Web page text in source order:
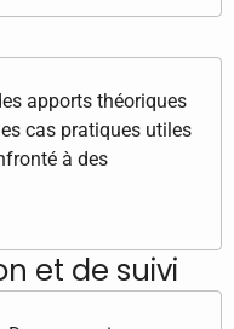
apports théoriques
cas pratiques utiles
à des
et de suivi